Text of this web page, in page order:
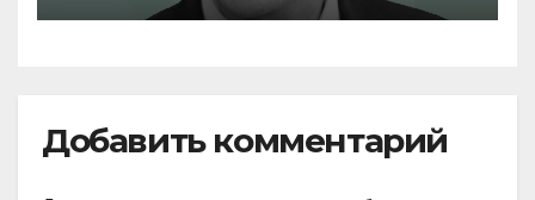
Добавить комментарий